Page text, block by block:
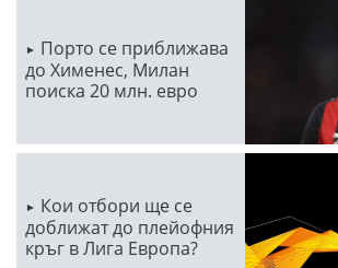
Порто се приближава
до Хименес, Милан
поиска 20 млн. евро
Кои отбори ще се
доближат до плейофния
кръг в Лига Европа?